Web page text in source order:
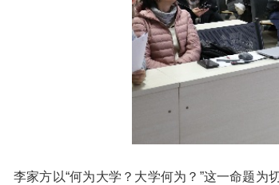
李家方以“何为大学？大学何为？”这一命题